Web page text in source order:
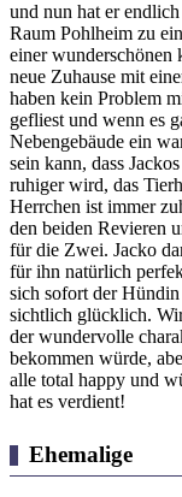
und nun hat er
Raum Pohlheim zu
einer wunderschönen
neue Zuhause mit
haben kein Problem
gefliest und wenn es
Nebengebäude ein
sein kann, dass
ruhiger wird, das
Herrchen ist immer
den beiden Revieren
für die Zwei. Jacko
für ihn natürlich
sich sofort der
sichtlich glücklich.
der wundervolle
bekommen würde,
alle total happy und
hat es verdient!
Ehemalige